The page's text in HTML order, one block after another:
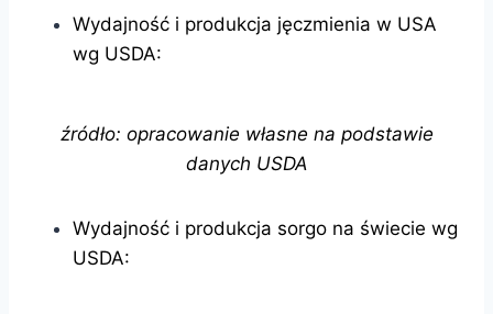
Wydajność i produkcja jęczmienia w USA
wg USDA:
źródło: opracowanie własne na podstawie
danych USDA
Wydajność i produkcja sorgo na świecie wg
USDA: